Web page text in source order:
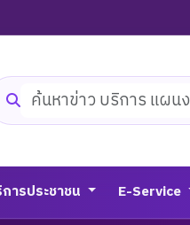
หาเว็บไซต์
ารประชาชน E-Service